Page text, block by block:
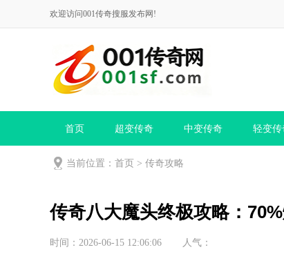
欢迎访问001传奇搜服发布网!
首页 超变传奇 中变传奇 轻变传
当前位置： 首页 > 传奇攻略
传奇八大魔头终极攻略：
时间：2026-06-15 12:06:06 人气：